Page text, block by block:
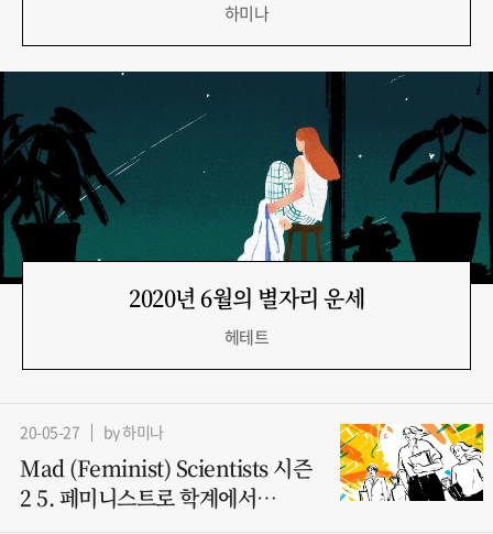
하미나
2020년 6월의 별자리 운세
헤테트
20-05-27 by 하미나
Mad (Feminist) Scientists 시즌
2 5. 페미니스트로 학계에서